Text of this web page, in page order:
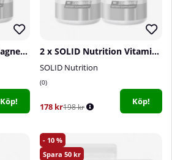
2 x SOLID Nutrition Magnesium Complex, 90 caps
Köp!
2 x SOLID Nutrition Vitamin D, 90 caps
SOLID Nutrition
0
178 kr198 kr
Köp!
10
50